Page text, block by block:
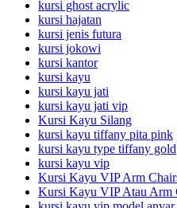
kursi ghost acrylic
kursi hajatan
kursi jenis futura
kursi jokowi
kursi kantor
kursi kayu
kursi kayu jati
kursi kayu jati vip
Kursi Kayu Silang
kursi kayu tiffany pita pink
kursi kayu type tiffany gold
kursi kayu vip
Kursi Kayu VIP Arm
Kursi Kayu VIP Atau Arm